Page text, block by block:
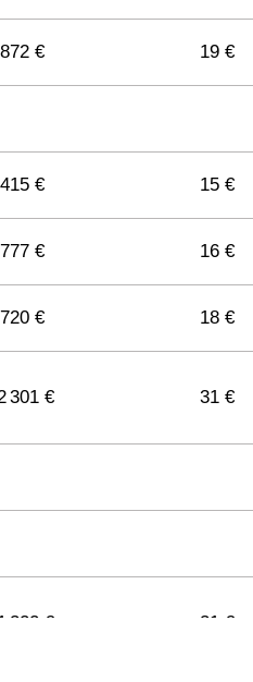
€ 19 €
€ 15 €
€ 16 €
€ 18 €
301 € 31 €
322 € 31 €